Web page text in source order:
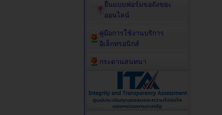
ยื่นแบบฟอร์มขอถังขยะ
ออนไลน์
คู่มือการใช้งานบริการ
อิเล็กทรอนิกส์
กระดานสนทนา